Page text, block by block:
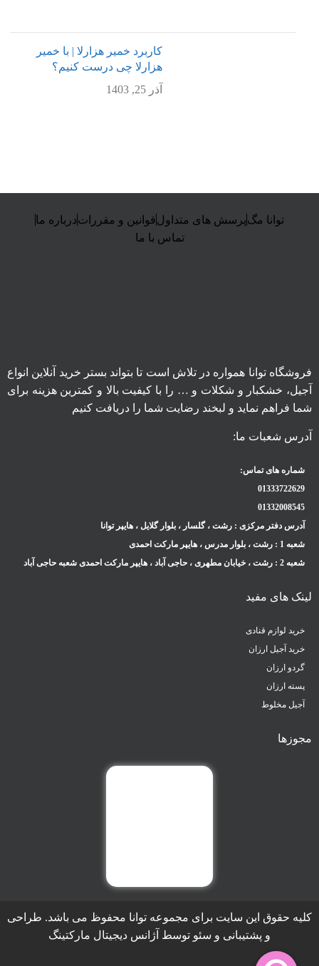
کاربرد خمیر هزارلا | با خمیر
هزارلا چی درست کنیم؟
آذر 25, 1403
توانا مگپرسش های متداولقوانین و مقرراتدرباره ما
تماس با ما
فروشگاه توانا همواره در تلاش است تا بتواند بستر خرید آنلاین انواع
آجیل، خشکبار و شکلات و … را با کیفیت بالا و کمترین هزینه برای
شما فراهم نماید و لبخند رضایت شما را دریافت کنیم
آدرس شعبات ما:
شماره های تماس:
01333722629
01332008545
آدرس دفتر مرکزی : رشت ، گلسار ، بلوار گلایل ، هایپر توانا
شعبه 1 : رشت ، بلوار مدرس ، هایپر مارکت احمدی
شعبه 2 : رشت ، خیابان مطهری ، حاجی آباد ، هایپر مارکت احمدی شعبه حاجی آباد
لینک های مفید
خرید لوازم قنادی
خرید آجیل ارزان
گردو ارزان
پسته ارزان
آجیل مخلوط
مجوزها
کلیه حقوق این سایت برای مجموعه توانا محفوظ می باشد. طراحی
و پشتیبانی و سئو توسط آژانس دیجیتال مارکتینگ